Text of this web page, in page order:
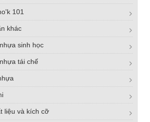
101
khác
sinh học
tái chế
liệu và kích cỡ
Kim Gắn Nhãn Thép Không Gỉ
Liên hệ